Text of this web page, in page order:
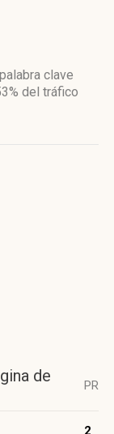
clave
del tráfico
de
PR
2